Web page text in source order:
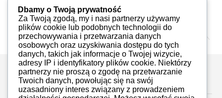
Aktualności
GUZZIsti na KOŃcu wsi
Marcin Suszczewski 02.10.2022
Zostaw komentarz
Dbamy o Twoją prywatność
Za Twoją zgodą, my i nasi partnerzy używamy
plików cookie lub podobnych technologii do
przechowywania i przetwarzania danych
osobowych oraz uzyskiwania dostępu do tych
danych, takich jak informacje o Twojej wizycie,
adresy IP i identyfikatory plików cookie. Niektórzy
partnerzy nie proszą o zgodę na przetwarzanie
Twoich danych, powołując się na swój
uzasadniony interes związany z prowadzeniem